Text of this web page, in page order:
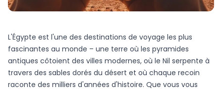
L'Égypte est l'une des destinations de voyage les plus
fascinantes au monde – une terre où les pyramides
antiques côtoient des villes modernes, où le Nil serpente à
travers des sables dorés du désert et où chaque recoin
raconte des milliers d'années d'histoire. Que vous vous